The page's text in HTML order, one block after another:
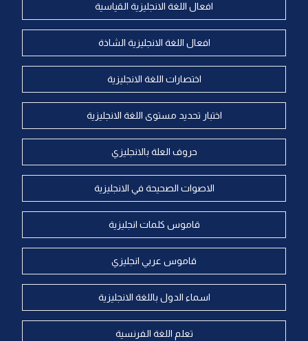
افعال اللغة الانجليزية القياسية
افعال اللغة الانجليزية الشاذة
اختصارات اللغة الانجليزية
اختبار تحديد مستوى اللغة الانجليزية
حروف العلة بالانجليزي
الاصوات الصحيحة في الانجليزية
قاموس كلمات انجليزية
قاموس عربي انجليزي
اسماء الدول باللغة الانجليزية
تعلم اللغة الفرنسية